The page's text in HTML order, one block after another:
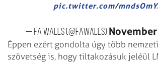
pic.twitter.com/
— FA WALES (@FAWales)
Éppen ezért gondolta úgy több
szövetség is, hogy tiltakozásuk jeléül